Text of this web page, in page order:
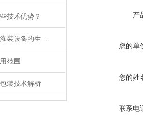
技术优势？
如何提高凝胶管灌装设备的生产效率？
范围
装技术解析
产
您的单
您的姓
联系电